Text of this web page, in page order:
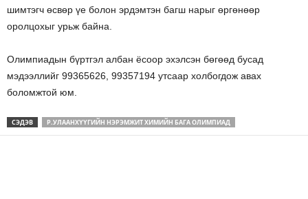
шимтэгч өсвөр үе болон эрдэмтэн багш нарыг өргөнөөр
оролцохыг урьж байна.
Олимпиадын бүртгэл албан ёсоор эхэлсэн бөгөөд бусад
мэдээллийг 99365626, 99357194 утсаар холбогдож авах
боломжтой юм.
СЭДЭВ Р.УЛААНХҮҮГИЙН НЭРЭМЖИТ ХИМИЙН БАГА ОЛИМПИАД